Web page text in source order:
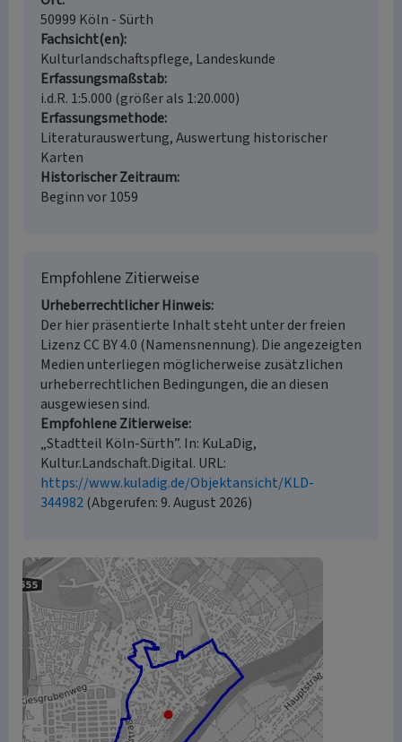
50999 Köln - Sürth
Fachsicht(en)
Kulturlandschaftspflege, Landeskunde
Erfassungsmaßstab
i.d.R. 1:5.000 (größer als 1:20.000)
Erfassungsmethode
Literaturauswertung, Auswertung historischer
Karten
Historischer Zeitraum
Beginn vor 1059
Empfohlene Zitierweise
Urheberrechtlicher Hinweis
Der hier präsentierte Inhalt steht unter der freien
Lizenz CC BY 4.0 (Namensnennung). Die angezeigten
Medien unterliegen möglicherweise zusätzlichen
urheberrechtlichen Bedingungen, die an diesen
ausgewiesen sind.
Empfohlene Zitierweise
„Stadtteil Köln-Sürth”. In: KuLaDig,
Kultur.Landschaft.Digital. URL:
https://www.kuladig.de/Objektansicht/KLD-
344982(Abgerufen: 9. August 2026)